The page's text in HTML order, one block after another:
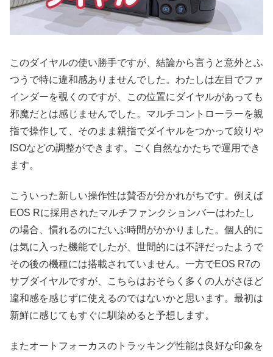
このダイヤルの使い勝手ですが、結論から言うと意外とふ
つうで特に違和感ありませんでした。わたしは左目でファ
インダーを覗くのですが、この位置にダイヤルがあっても
邪魔だとは感じませんでした。マルチコントローラーを親
指で操作して、そのまま親指でダイヤルをつかって絞りや
ISOなどの調整ができます。ごく自然なかたちで運用でき
ます。
こういった新しい操作性は賛否が分かれがちです。例えば
EOS Rに採用されたマルチファンクションバーはわたし
の場合、慣れるのにだいぶ時間がかかりました。個人的に
は気に入った機能でしたが、世間的には不評だったようで
その後の機種には搭載されていません。一方でEOS R7の
サブダイヤルですが、こちらはおそらく多くの人がさほど
違和感を感じずに使えるのではないかと思います。最初は
新鮮に感じてもすぐに馴染めると予想します。
またオートフォーカスのトラッキング性能は良好な印象を